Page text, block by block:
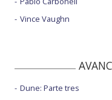
Vince Vaughn
Dune: Parte tres